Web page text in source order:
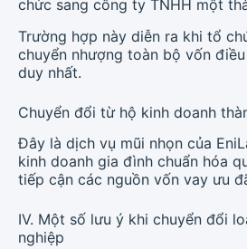
chức sang công ty TNHH một
Trường hợp này diễn ra khi tổ
chuyển nhượng toàn bộ vốn
duy nhất.
Chuyển đổi từ hộ kinh doanh
Đây là dịch vụ mũi nhọn của
kinh doanh gia đình chuẩn hóa
tiếp cận các nguồn vốn vay ưu
IV. Một số lưu ý khi chuyển đổi
nghiệp